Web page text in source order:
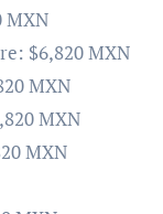
MXN
$6,820 MXN
MXN
MXN
MXN